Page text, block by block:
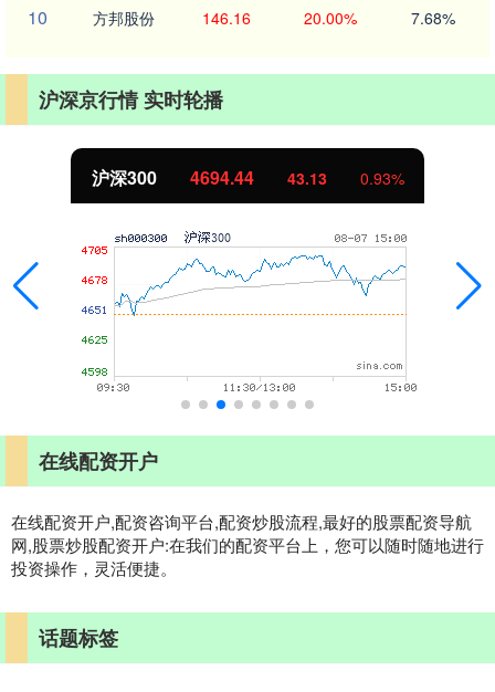
10 方邦股份 146.16 20.00% 7.68%
沪深京行情 实时轮播
沪深300 4694.44 43.13 0.93%
在线配资开户
在线配资开户,配资咨询平台,配资炒股流程,最好的股票配资导航
网,股票炒股配资开户:在我们的配资平台上，您可以随时随地进行
投资操作，灵活便捷。
话题标签